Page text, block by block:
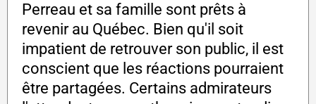
Perreau et sa famille sont prêts à
revenir au Québec. Bien qu'il soit
impatient de retrouver son public, il est
conscient que les réactions pourraient
être partagées. Certains admirateurs